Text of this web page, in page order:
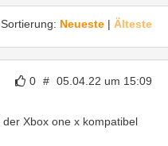
Sortierung: Neueste | Älteste
0 # 05.04.22 um 15:09
Xbox one x kompatibel